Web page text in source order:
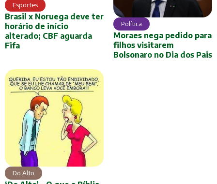
Esportes
Brasil x Noruega deve ter
horário de início
alterado; CBF aguarda
Fifa
Política
Moraes nega pedido para
filhos visitarem
Bolsonaro no Dia dos Pais
Do Alto